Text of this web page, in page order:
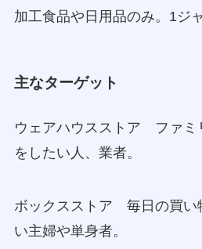
加工食品や日用品のみ。1ジ
主なターゲット
ウェアハウスストア ファミ
をしたい人、業者。
ボックスストア 毎日の買い
い主婦や単身者。